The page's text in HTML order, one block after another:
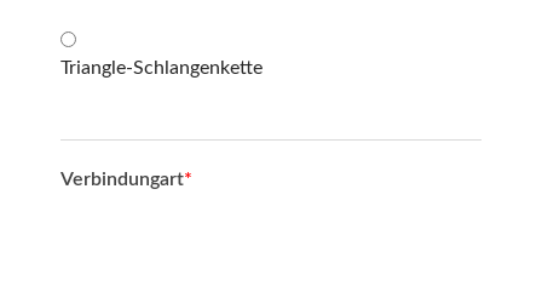
Triangle-Schlangenkette
*
Verbindungart